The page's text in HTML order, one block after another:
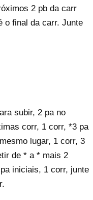
2 pb da carr
o final da carr. Junte
subir, 2 pa no
corr, 1 corr, *3 pa
lugar, 1 corr, 3
de * a * mais 2
iniciais, 1 corr, junte